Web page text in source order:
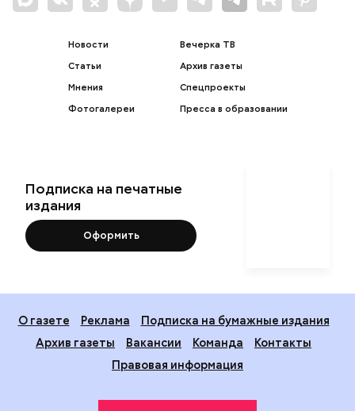
Новости
Статьи
Мнения
Фотогалереи
Вечерка ТВ
Архив газеты
Спецпроекты
Пресса в образовании
Подписка на печатные
издания
Оформить
О газете Реклама
Подписка на бумажные издания
Архив газеты
Вакансии Команда
Контакты
Правовая информация